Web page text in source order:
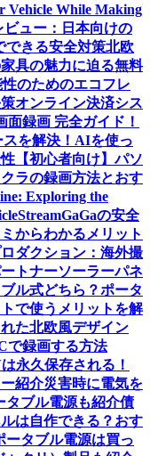
Vehicle While Making
ビュー：日本向けの
できる安全対策北欧
具の魅力に迫る無料
のためのエコフレ
オンライン決済シス
面録画 完全ガイド！
を解決！ AIを使っ
【初心者向け】パソ
ラの録画方法とおす
Exploring the
StreamGaGaの安全
からわかるメリット
ダクション：海外撮
トナーソーラーパネ
ル式どちら？ポータ
で使うメリットを解
た北欧風デザイン
で録画する方法
永久保存される！
紹介災害時に電気を
タブル電源も紹介債
は自作できる？おす
ータブル電源は買っ